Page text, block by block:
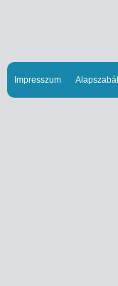
Impresszum